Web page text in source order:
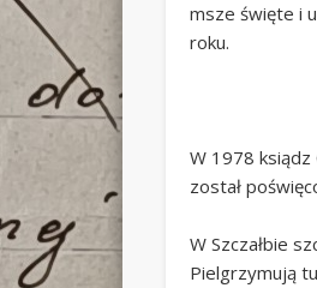
msze święte i
roku.
W 1978 ksiądz
został
W Szczałbie
Pielgrzymują